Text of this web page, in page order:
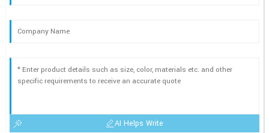
AI Helps Write